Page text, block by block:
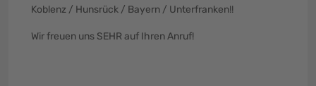
Koblenz / Hunsrück / Bayern / Unterfranken!!
Wir freuen uns SEHR auf Ihren Anruf!